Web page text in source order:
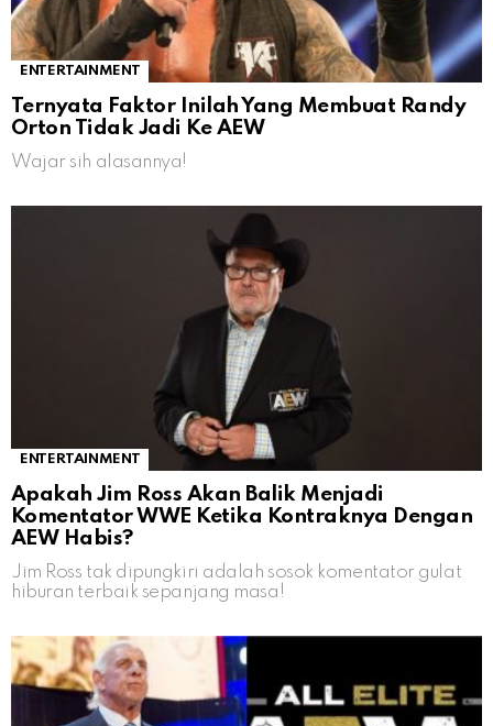
ENTERTAINMENT
Ternyata Faktor Inilah Yang Membuat Randy
Orton Tidak Jadi Ke AEW
Wajar sih alasannya!
ENTERTAINMENT
Apakah Jim Ross Akan Balik Menjadi
Komentator WWE Ketika Kontraknya Dengan
AEW Habis?
Jim Ross tak dipungkiri adalah sosok komentator gulat
hiburan terbaik sepanjang masa!